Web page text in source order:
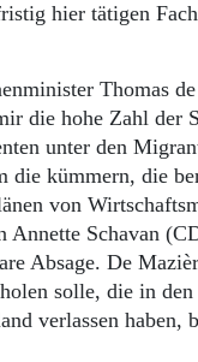
hier tätigen
Thomas
die hohe Zahl der
unter den
kümmern, die
von
Schavan
Absage. De
solle, die in den
verlassen haben,